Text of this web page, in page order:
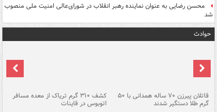
محسن رضایی به عنوان نماینده رهبر انقلاب در شورای‌عالی امنیت ملی منصوب
شد
حوادث
قاتلان پیرزن ۷۰ ساله همدانی با ۵۰
گرم طلا دستگیر شدند
کشف ۳۱۰ گرم تریاک از معده مسافر
اتوبوس در قاینات